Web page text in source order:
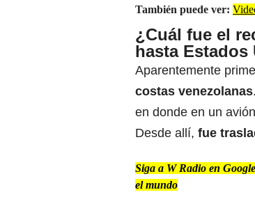
También puede ver:
¿Cuál fue el
hasta Estados
Aparentemente
costas venezolanas
en donde en un
Desde allí, fue
Siga a W Radio en
el mundo